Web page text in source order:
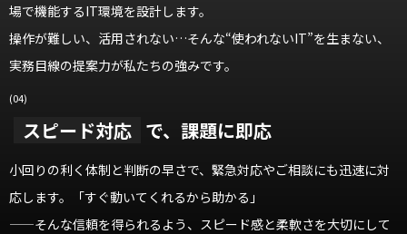
場で機能するIT環境を設計します。
操作が難しい、活用されない…そんな“使われないIT”を生まない、
実務目線の提案力が私たちの強みです。
(04)
スピード対応 で、 課題に即応
小回りの利く体制と判断の早さで、緊急対応やご相談にも迅速に対
応します。「すぐ動いてくれるから助かる」
——そんな信頼を得られるよう、スピード感と柔軟さを大切にして